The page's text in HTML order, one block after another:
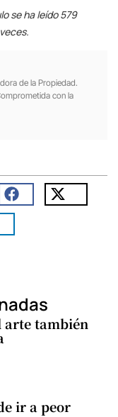
se ha leído 579
veces.
de la Propiedad.
con la
arte también
ir a peor